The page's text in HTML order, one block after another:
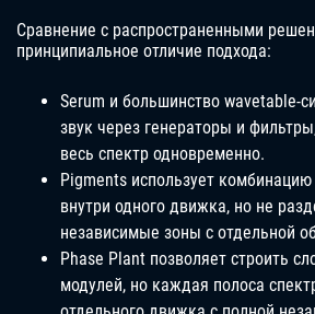
Сравнение с распространенными
принципиальное отличие подхода:
Serum и большинство wavetable-
звук через генераторы и
весь спектр одновременно.
Pigments использует комбинацию
внутри одного движка, но не
независимые зоны с отдельной
Phase Plant позволяет строить
модулей, но каждая полоса